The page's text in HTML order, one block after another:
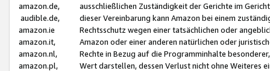
amazon.de,
audible.de,
amazon.ie
amazon.it,
amazon.nl,
amazon.pl,
ausschließlichen Zuständigkeit der Gerichte im
dieser Vereinbarung kann Amazon bei einem
Rechtsschutz wegen einer tatsächlichen oder
Amazon oder einer anderen natürlichen oder
Rechte in Bezug auf die Programminhalte
Wert darstellen, dessen Verlust nicht ohne Weiteres